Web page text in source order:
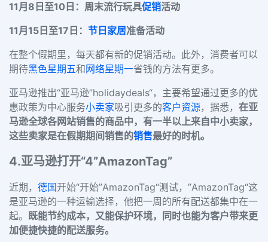
11月8日至10日：周末流行玩具促销活动
11月15日至17日： 节日家居准备活动
在整个假期里，每天都有新的促销活动。此外，消费者可以
期待黑色星期五和网络星期一省钱的方法有更多。
亚马逊推出“亚马逊”holidaydeals“，主要希望通过更多的优
惠政策为中心服务小卖家吸引更多的客户资源，据悉， 在亚
马逊全球各网站销售的商品中，有一半以上来自中小卖家，
这些卖家是在假期期间销售的销售最好的时机。
4.亚马逊打开“4”AmazonTag”
近期， 德国开始“开始”AmazonTag“测试，”AmazonTag“这
是亚马逊的一种运输选择，他把一周的所有配送都集中在一
起。 既能节约成本，又能保护环境，同时也能为客户带来更
加便捷快捷的配送服务。